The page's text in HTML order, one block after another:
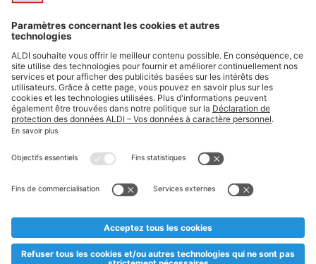
Suivez ALDI Luxembourg
Textes marqués d'un astérisque et mentions légales
esoulaang bis de Stock eidel ass. Mir soen Iech Merci fir Äert
Planifikatioun ausverkaaft sollte sinn. De VALORLUX-Präis an
** Op dësem Site huet d'Benotze vun der männlecher Form eng
besser Liesbarkeet am Sënn an huet keng diskriminéierend